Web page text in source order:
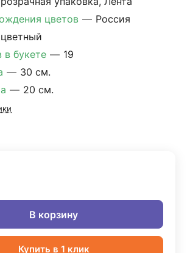
цветов — Россия
в букете — 19
— 30 см.
— 20 см.
В корзину
Купить в 1 клик